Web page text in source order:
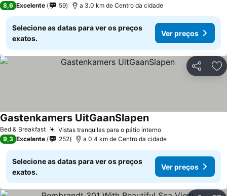
8,6 Excelente 59 a 3.0 km de Centro da cidade
Selecione as datas para ver os preços
exatos.
Ver preços
Partilhar
Bed & Breakfast Vistas tranquilas para o pátio interno
Gastenkamers UitGaanSlapen
9,3 Excelente 252 a 0.4 km de Centro da cidade
Selecione as datas para ver os preços
exatos.
Ver preços